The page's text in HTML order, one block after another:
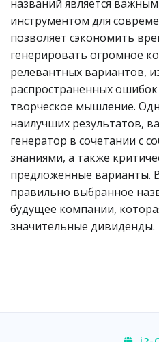
названий является
инструментом для
позволяет сэкономить
генерировать огромное
релевантных вариантов,
распространенных
творческое мышление.
наилучших результатов,
генератор в сочетании с
знаниями, а также
предложенные варианты.
правильно выбранное
будущее компании,
значительные дивиденды.